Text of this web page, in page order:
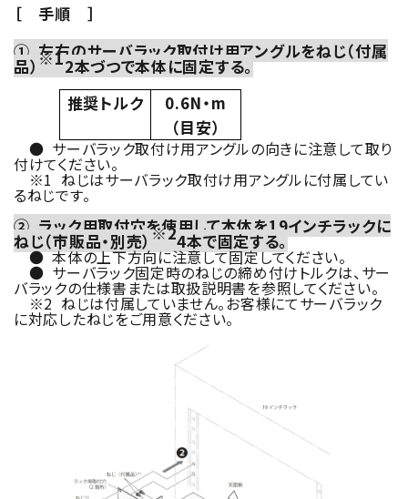
［ 手順 ］
① 左右のサーバラック取付け用アングルをねじ（付属
品） ※12本づつで本体に固定する。
推奨トルク
0.6N・m
（目安）
● サーバラック取付け用アングルの向きに注意して取り
付けてください。
※1 ねじはサーバラック取付け用アングルに付属してい
るねじです。
② ラック用取付穴を使用して本体を19インチラックに
ねじ（市販品・別売） ※24本で固定する。
● 本体の上下方向に注意して固定してください。
● サーバラック固定時のねじの締め付けトルクは、サー
バラックの仕様書または取扱説明書を参照してください。
※2 ねじは付属していません。お客様にてサーバラック
に対応したねじをご用意ください。